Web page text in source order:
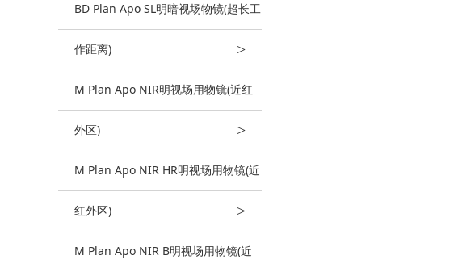
BD Plan Apo SL明暗视场物镜(超长工
作距离) >
M Plan Apo NIR明视场用物镜(近红
外区) >
M Plan Apo NIR HR明视场用物镜(近
红外区) >
M Plan Apo NIR B明视场用物镜(近